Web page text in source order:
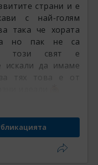
страни и е
с най-голям
така че хората
но пак не са
този свят е
искали да имаме